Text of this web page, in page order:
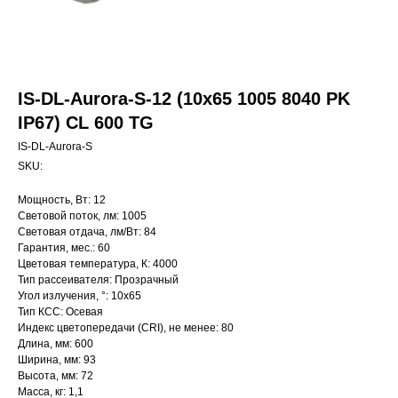
IS-DL-Aurora-S-12 (10x65 1005 8040 PK
IP67) CL 600 TG
IS-DL-Aurora-S
SKU:
Мощность, Вт: 12
Световой поток, лм: 1005
Световая отдача, лм/Вт: 84
Гарантия, мес.: 60
Цветовая температура, К: 4000
Тип рассеивателя: Прозрачный
Угол излучения, °: 10х65
Тип КСС: Осевая
Индекс цветопередачи (CRI), не менее: 80
Длина, мм: 600
Ширина, мм: 93
Высота, мм: 72
Масса, кг: 1,1